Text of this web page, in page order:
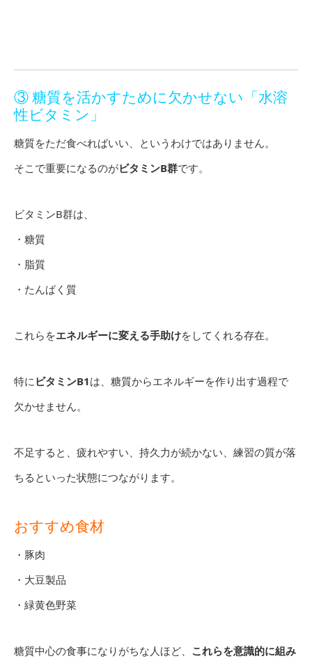
③ 糖質を活かすために欠かせない「水溶
性ビタミン」
糖質をただ食べればいい、というわけではありません。
そこで重要になるのがビタミンB群です。
ビタミンB群は、
・糖質
・脂質
・たんぱく質
これらをエネルギーに変える手助けをしてくれる存在。
特にビタミンB1は、糖質からエネルギーを作り出す過程で
欠かせません。
不足すると、疲れやすい、持久力が続かない、練習の質が落
ちるといった状態につながります。
おすすめ食材
・豚肉
・大豆製品
・緑黄色野菜
糖質中心の食事になりがちな人ほど、 これらを意識的に組み